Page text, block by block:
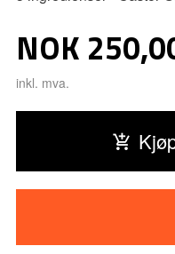
Next
Pris
NOK
inkl. mva.